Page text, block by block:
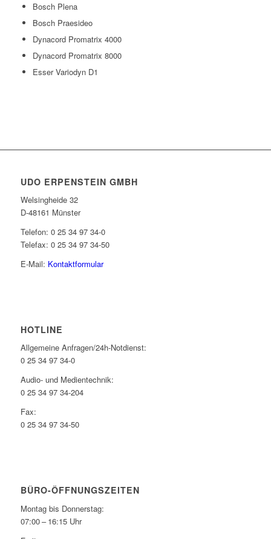
Bosch Plena
Bosch Praesideo
Dynacord Promatrix 4000
Dynacord Promatrix 8000
Esser Variodyn D1
UDO ERPENSTEIN GMBH
Welsingheide 32
D-48161 Münster
Telefon: 0 25 34 97 34-0
Telefax: 0 25 34 97 34-50
E-Mail: Kontaktformular
HOTLINE
Allgemeine Anfragen/24h-Notdienst:
0 25 34 97 34-0
Audio- und Medientechnik:
0 25 34 97 34-204
Fax:
0 25 34 97 34-50
BÜRO-ÖFFNUNGSZEITEN
Montag bis Donnerstag:
07:00 – 16:15 Uhr